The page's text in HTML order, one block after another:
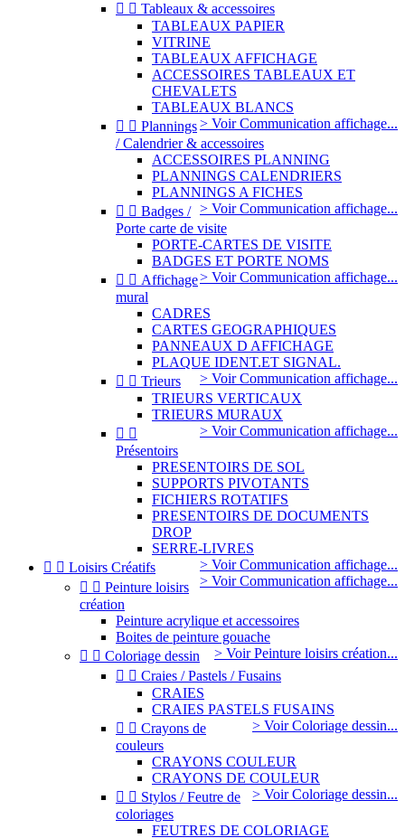
  Tableaux & accessoires
TABLEAUX PAPIER
VITRINE
TABLEAUX AFFICHAGE
ACCESSOIRES TABLEAUX ET
CHEVALETS
TABLEAUX BLANCS
> Voir Communication affichage...
  Plannings
/ Calendrier & accessoires
ACCESSOIRES PLANNING
PLANNINGS CALENDRIERS
PLANNINGS A FICHES
> Voir Communication affichage...
  Badges /
Porte carte de visite
PORTE-CARTES DE VISITE
BADGES ET PORTE NOMS
> Voir Communication affichage...
  Affichage
mural
CADRES
CARTES GEOGRAPHIQUES
PANNEAUX D AFFICHAGE
PLAQUE IDENT.ET SIGNAL.
> Voir Communication affichage...
  Trieurs
TRIEURS VERTICAUX
TRIEURS MURAUX
> Voir Communication affichage...
 
Présentoirs
PRESENTOIRS DE SOL
SUPPORTS PIVOTANTS
FICHIERS ROTATIFS
PRESENTOIRS DE DOCUMENTS
DROP
SERRE-LIVRES
> Voir Communication affichage...
> Voir Communication affichage...
  Loisirs Créatifs
  Peinture loisirs
création
Peinture acrylique et accessoires
Boites de peinture gouache
> Voir Peinture loisirs création...
  Coloriage dessin
  Craies / Pastels / Fusains
CRAIES
CRAIES PASTELS FUSAINS
> Voir Coloriage dessin...
  Crayons de
couleurs
CRAYONS COULEUR
CRAYONS DE COULEUR
> Voir Coloriage dessin...
  Stylos / Feutre de
coloriages
FEUTRES DE COLORIAGE